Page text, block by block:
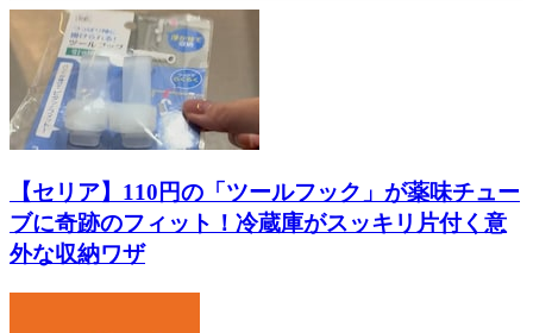
【セリア】110円の「ツールフック」が薬味チュー
ブに奇跡のフィット！冷蔵庫がスッキリ片付く意
外な収納ワザ